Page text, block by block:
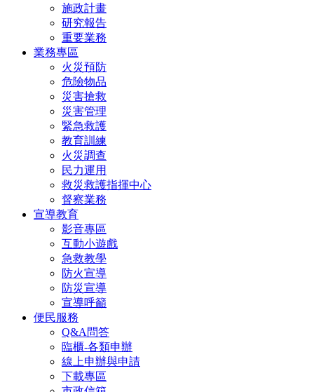
施政計畫
研究報告
重要業務
業務專區
火災預防
危險物品
災害搶救
災害管理
緊急救護
教育訓練
火災調查
民力運用
救災救護指揮中心
督察業務
宣導教育
影音專區
互動小遊戲
急救教學
防火宣導
防災宣導
宣導呼籲
便民服務
Q&A問答
臨櫃-各類申辦
線上申辦與申請
下載專區